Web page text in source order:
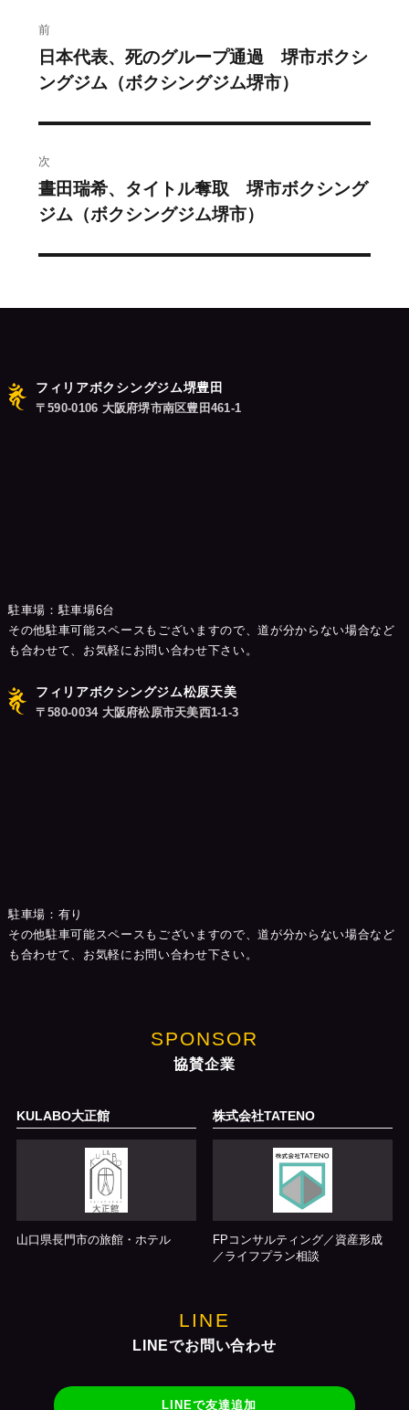
稿
ナ
ビ
ゲ
ー
前
過
去
稿:
日本代表、死のグループ通過 堺市ボクシ
ングジム（ボクシングジム堺市）
次
次
の
晝田瑞希、タイトル奪取 堺市ボクシング
ジム（ボクシングジム堺市）
フィリアボクシングジム堺豊田
〒590-0106 大阪府堺市南区豊田461-1
駐車場：駐車場6台
その他駐車可能スペースもございますので、道が分からない場合など
も合わせて、お気軽にお問い合わせ下さい。
フィリアボクシングジム松原天美
〒580-0034 大阪府松原市天美西1-1-3
駐車場：有り
その他駐車可能スペースもございますので、道が分からない場合など
も合わせて、お気軽にお問い合わせ下さい。
SPONSOR
協賛企業
KULABO大正館
山口県長門市の旅館・ホテル
株式会社TATENO
FPコンサルティング／資産形成
／ライフプラン相談
LINE
LINEでお問い合わせ
LINEで友達追加